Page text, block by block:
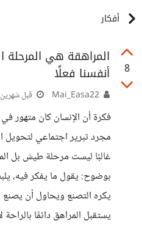
أفكار
8
المراهقة هي المرحلة
أنفسنا فعلًا
قبل شهرين
فكرة أن الإنسان كان متهور
مجرد تبرير اجتماعي لتحويل
غالبًا ليست مرحلة طيش بل
بوضوح: يقول ما يفكر فيه،
يكره التصنع ويحاول أن
يستقبل المراهق دائمًا